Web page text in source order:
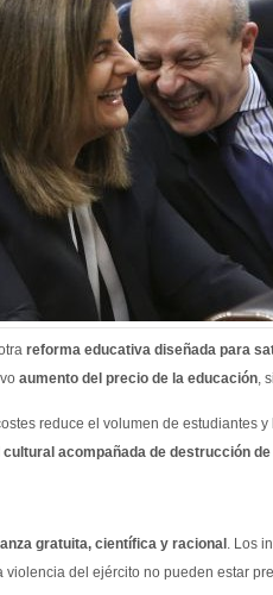
reforma educativa diseñada para
aumento del precio de la educación ,
reduce el volumen de estudiantes
acompañada de destrucción
gratuita, científica y racional . Los
violencia del ejército no pueden estar